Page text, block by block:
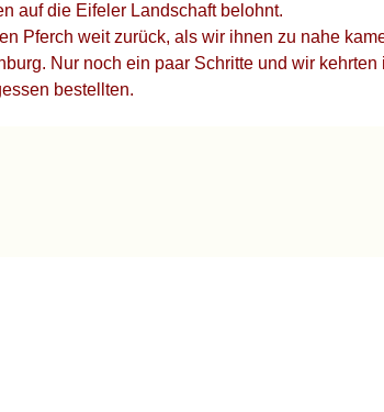
auf die Eifeler Landschaft belohnt.
Pferch weit zurück, als wir ihnen zu nahe
Nur noch ein paar Schritte und wir
bestellten.